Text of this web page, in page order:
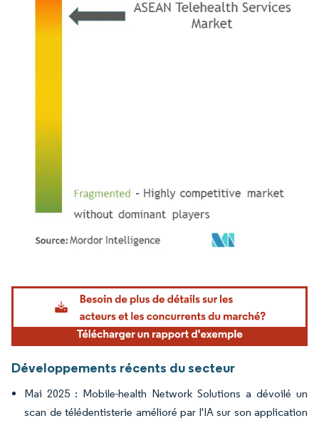
Image © Mordor Intelligence. La réutilisation nécessite une attribution sous CC BY
Développements récents du secteur
Mai 2025 : Mobile-health Network Solutions a dévoilé un
scan de télédentisterie amélioré par l'IA sur son application